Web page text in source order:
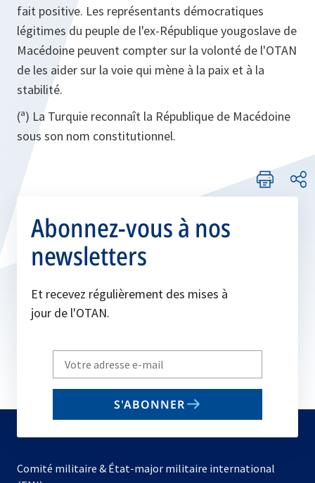
fait positive. Les représentants démocratiques
légitimes du peuple de l'ex-République yougoslave de
Macédoine peuvent compter sur la volonté de l'OTAN
de les aider sur la voie qui mène à la paix et à la
stabilité.
(ª) La Turquie reconnaît la République de Macédoine
sous son nom constitutionnel.
Abonnez-vous à nos
newsletters
Et recevez régulièrement des mises à
jour de l'OTAN.
Write
your
email
S'ABONNER
Comité militaire & État-major militaire international